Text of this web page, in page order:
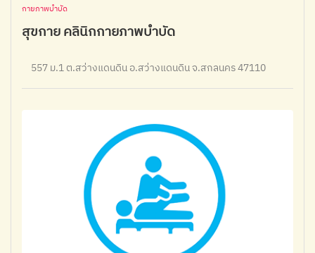
กายภาพบำบัด
สุขกาย คลินิกกายภาพบำบัด
557 ม.1 ต.สว่างแดนดิน อ.สว่างแดนดิน จ.สกลนคร 47110